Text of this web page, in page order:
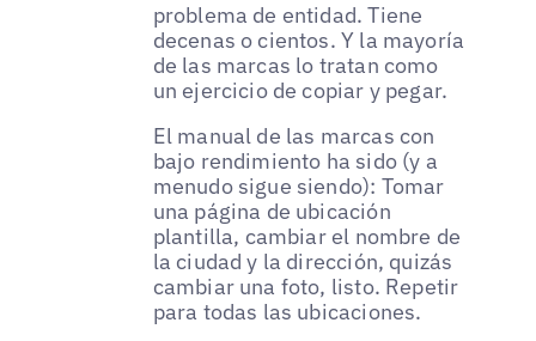
problema de entidad. Tiene
decenas o cientos. Y la mayoría
de las marcas lo tratan como
un ejercicio de copiar y pegar.
El manual de las marcas con
bajo rendimiento ha sido (y a
menudo sigue siendo): Tomar
una página de ubicación
plantilla, cambiar el nombre de
la ciudad y la dirección, quizás
cambiar una foto, listo. Repetir
para todas las ubicaciones.